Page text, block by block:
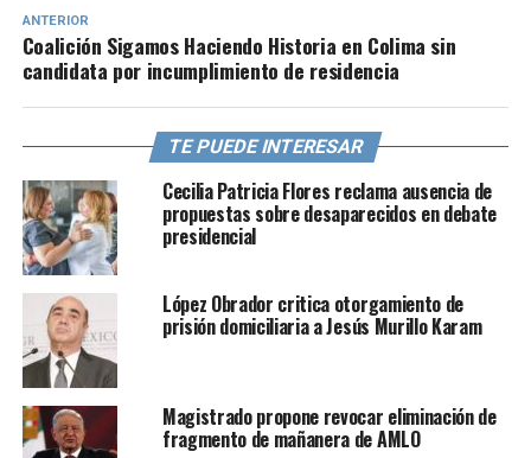
ANTERIOR
Coalición Sigamos Haciendo Historia en Colima sin
candidata por incumplimiento de residencia
TE PUEDE INTERESAR
Cecilia Patricia Flores reclama ausencia de
propuestas sobre desaparecidos en debate
presidencial
López Obrador critica otorgamiento de
prisión domiciliaria a Jesús Murillo Karam
Magistrado propone revocar eliminación de
fragmento de mañanera de AMLO